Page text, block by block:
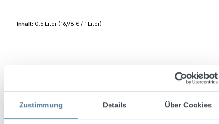
Zustimmung Details Über Cookies
Inhalt: 0.5 Liter (16,98 € / 1 Liter)
In den Warenkorb